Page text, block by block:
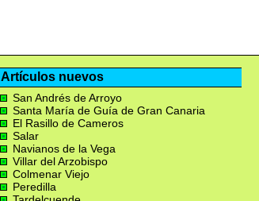
Artículos nuevos
San Andrés de Arroyo
Santa María de Guía de Gran Canaria
El Rasillo de Cameros
Salar
Navianos de la Vega
Villar del Arzobispo
Colmenar Viejo
Peredilla